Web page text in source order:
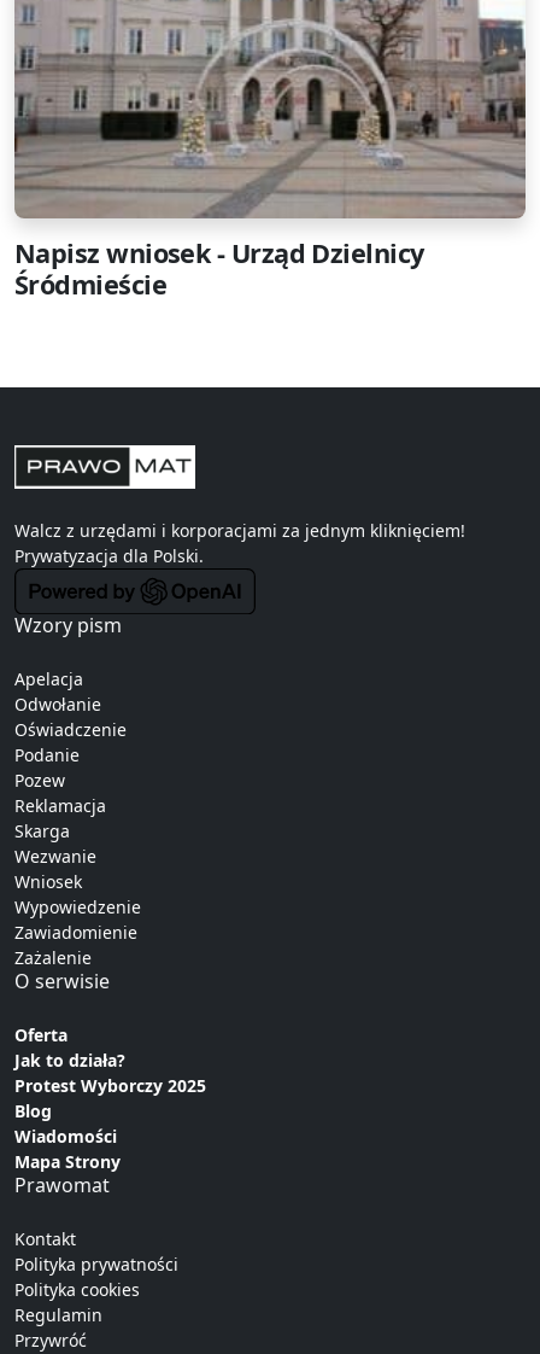
Napisz wniosek - Urząd Dzielnicy
Śródmieście
Walcz z urzędami i korporacjami za jednym kliknięciem!
Prywatyzacja dla Polski.
Wzory pism
Apelacja
Odwołanie
Oświadczenie
Podanie
Pozew
Reklamacja
Skarga
Wezwanie
Wniosek
Wypowiedzenie
Zawiadomienie
Zażalenie
O serwisie
Oferta
Jak to działa?
Protest Wyborczy 2025
Blog
Wiadomości
Mapa Strony
Prawomat
Kontakt
Polityka prywatności
Polityka cookies
Regulamin
Przywróć